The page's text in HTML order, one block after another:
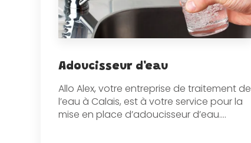
Adoucisseur d'eau
Allo Alex, votre entreprise de traitement de
l’eau à Calais, est à votre service pour la
mise en place d’adoucisseur d’eau....